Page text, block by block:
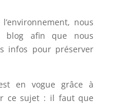
nous
blog afin que nous
infos pour préserver
en vogue grâce à
ce sujet : il faut que